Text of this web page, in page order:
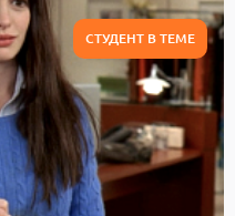
СТУДЕНТ В ТЕМЕ